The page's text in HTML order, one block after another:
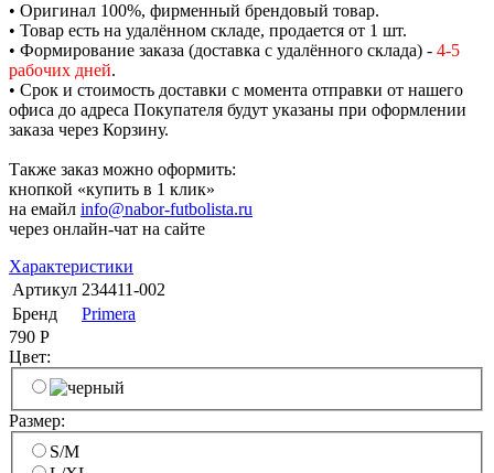
• Оригинал 100%, фирменный брендовый товар.
• Товар есть на удалённом складе, продается от 1 шт.
• Формирование заказа (доставка с удалённого склада) - 4-5
рабочих дней.
• Срок и стоимость доставки с момента отправки от нашего
офиса до адреса Покупателя будут указаны при оформлении
заказа через Корзину.
Также заказ можно оформить:
кнопкой «купить в 1 клик»
на емайл info@nabor-futbolista.ru
через онлайн-чат на сайте
Характеристики
Артикул 234411-002
Бренд
Primera
790 Р
Цвет:
Размер:
S/M